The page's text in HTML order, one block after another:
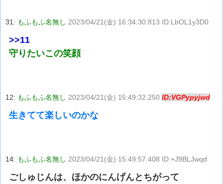
31: もふもふ名無し 2023/04/21(金) 16:34:30.813 ID:LbOL1y3D0
>>11
守りたいこの笑顔
12: もふもふ名無し 2023/04/21(金) 15:49:32.250 ID:VGPypyjwd
生きてて楽しいのかな
14: もふもふ名無し 2023/04/21(金) 15:49:57.408 ID:+J9BLJwqd
ごしゅじんは、ほかのにんげんとちがって